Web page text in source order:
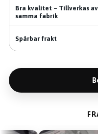
Bra kvalitet – Tillverkas av
samma fabrik
Spårbar frakt